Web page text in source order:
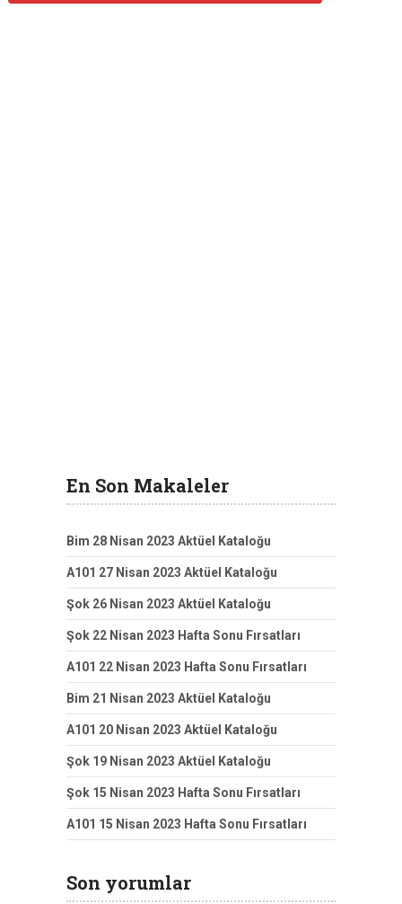
En Son Makaleler
Bim 28 Nisan 2023 Aktüel Kataloğu
A101 27 Nisan 2023 Aktüel Kataloğu
Şok 26 Nisan 2023 Aktüel Kataloğu
Şok 22 Nisan 2023 Hafta Sonu Fırsatları
A101 22 Nisan 2023 Hafta Sonu Fırsatları
Bim 21 Nisan 2023 Aktüel Kataloğu
A101 20 Nisan 2023 Aktüel Kataloğu
Şok 19 Nisan 2023 Aktüel Kataloğu
Şok 15 Nisan 2023 Hafta Sonu Fırsatları
A101 15 Nisan 2023 Hafta Sonu Fırsatları
Son yorumlar